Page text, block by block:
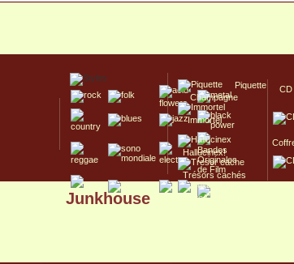
Piquette
Champagne
Immortel
Hallucinex!
Trésors cachés
Culte/Collector
CD
Junkhouse